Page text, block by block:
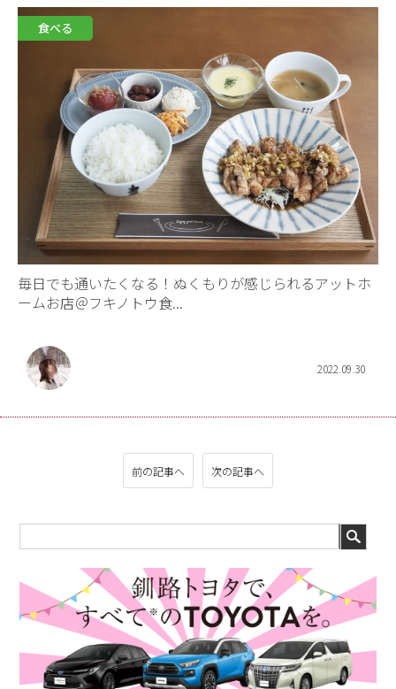
食べる
毎日でも通いたくなる！ぬくもりが感じられるアットホ
ームお店＠フキノトウ食...
2022.09.30
前の記事へ 次の記事へ